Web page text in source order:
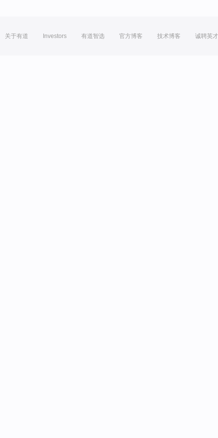
关于有道 Investors 有道智选 官方博客 技术博客 诚聘英才